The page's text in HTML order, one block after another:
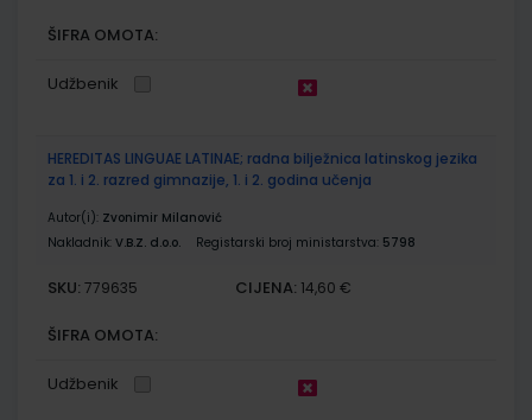
ŠIFRA OMOTA:
Udžbenik
HEREDITAS LINGUAE LATINAE; radna bilježnica latinskog jezika
za 1. i 2. razred gimnazije, 1. i 2. godina učenja
Autor(i): Zvonimir Milanović
Nakladnik: V.B.Z. d.o.o. Registarski broj ministarstva: 5798
SKU: 779635 CIJENA: 14,60 €
ŠIFRA OMOTA:
Udžbenik